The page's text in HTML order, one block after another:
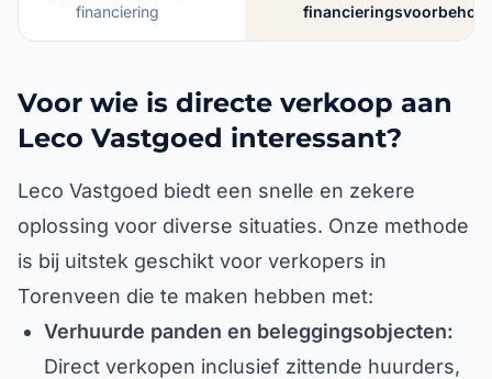
financiering
Voor wie is directe verkoop aan
Leco Vastgoed interessant?
Leco Vastgoed biedt een snelle en zekere
oplossing voor diverse situaties. Onze methode
is bij uitstek geschikt voor verkopers in
Torenveen die te maken hebben met:
Verhuurde panden en beleggingsobjecten:
Direct verkopen inclusief zittende huurders,